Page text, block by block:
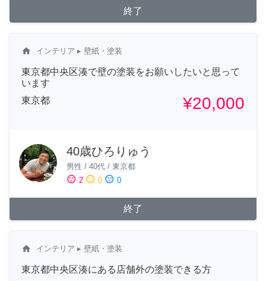
終了
home インテリア ▸ 壁紙・塗装
東京都中央区湊で壁の塗装をお願いしたいと思って
います
東京都
¥20,000
40歳ひろりゅう
男性 / 40代 / 東京都
sentiment_satisfied 2 sentiment_neutral 0 sentiment_dissatisfied 0
終了
home インテリア ▸ 壁紙・塗装
東京都中央区湊にある店舗外の塗装できる方